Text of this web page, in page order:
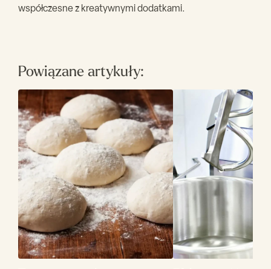
współczesne z kreatywnymi dodatkami.
Powiązane artykuły: